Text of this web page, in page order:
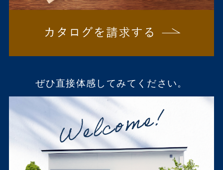
ぜひ直接体感してみてください。